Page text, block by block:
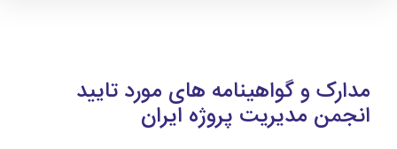
مدارک و گواهینامه های مورد تایید
انجمن مدیریت پروژه ایران